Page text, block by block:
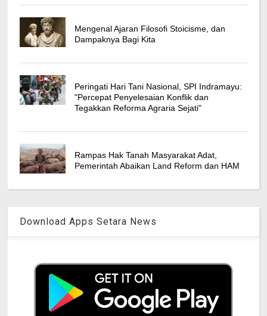
Mengenal Ajaran Filosofi Stoicisme, dan
Dampaknya Bagi Kita
Peringati Hari Tani Nasional, SPI Indramayu:
"Percepat Penyelesaian Konflik dan
Tegakkan Reforma Agraria Sejati"
Rampas Hak Tanah Masyarakat Adat,
Pemerintah Abaikan Land Reform dan HAM
Download Apps Setara News